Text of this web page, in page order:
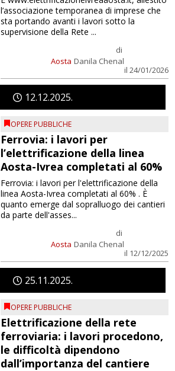
Aosta
di
Danila Chenal
il 24/01/2026
l’associazione temporanea di imprese che
sta portando avanti i lavori sotto la
supervisione della Rete ...
12 12 2025
OPERE PUBBLICHE
Ferrovia: i lavori per
l’elettrificazione della linea
Aosta-Ivrea completati al 60%
Aosta
di
Danila Chenal
il 12/12/2025
Ferrovia: i lavori per l'elettrificazione della
linea Aosta-Ivrea completati al 60% . È
quanto emerge dal sopralluogo dei cantieri
da parte dell'asses...
25 11 2025
OPERE PUBBLICHE
Elettrificazione della rete
ferroviaria: i lavori procedono,
le difficoltà dipendono
dall’importanza del cantiere